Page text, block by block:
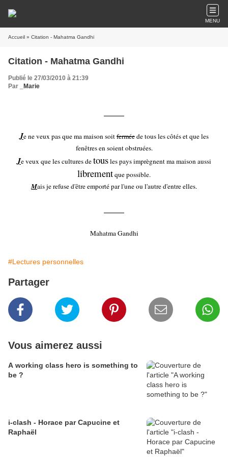
MENU
Accueil » Citation - Mahatma Gandhi
Citation - Mahatma Gandhi
Publié le 27/03/2010 à 21:39
Par
_Marie
Je ne veux pas que ma maison soitferméede tous les côtés et que les
fenêtres en soient obstruées.
Je veux que les cultures detousles pays imprègnent ma maison aussi
librementque possible.
Mais je refuse d'être emporté par l'une ou l'autre d'entre elles.
Mahatma Gandhi
#Lectures personnelles
Partager
Vous aimerez aussi
A working class hero is something to
be ?
i-clash - Horace par Capucine et
Raphaël